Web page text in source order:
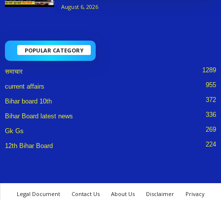
August 6, 2026
POPULAR CATEGORY
समाचार 1289
current affairs 955
Bihar board 10th 372
Bihar Board latest news 336
Gk Gs 269
12th Bihar Board 224
Legal Document Contact Us About Us Disclaimer Privacy